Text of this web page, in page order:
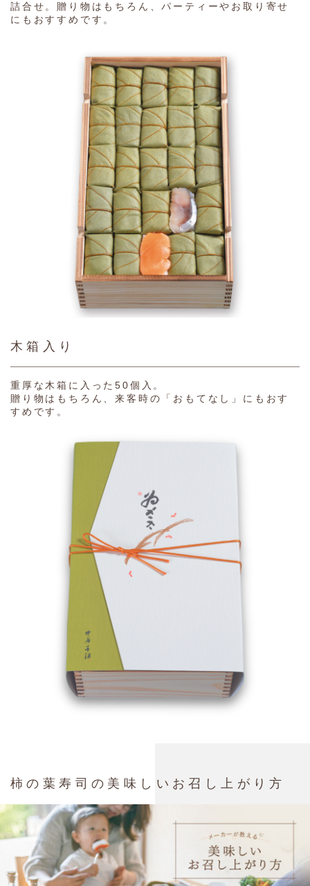
詰合せ。贈り物はもちろん、パーティーやお取り寄せ
にもおすすめです。
木箱入り
重厚な木箱に入った50個入。
贈り物はもちろん、来客時の「おもてなし」にもおす
すめです。
柿の葉寿司の美味しいお召し上がり方